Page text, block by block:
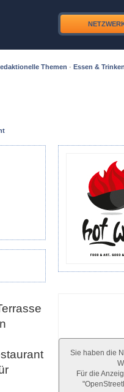
Themen · Essen &
Sie haben die
Für die